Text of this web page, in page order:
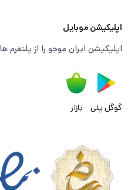
اپلیکیشن موبایل
اپلیکیشن ایران موجو را از پلتفرم
گوگل پلی بازار